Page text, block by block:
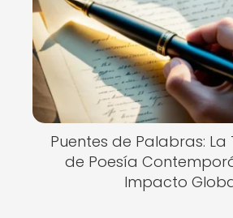
Puentes de Palabras:
de Poesía
Impacto